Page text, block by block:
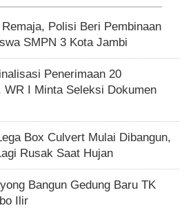
Polisi Beri Pembinaan
SMPN 3 Kota Jambi
Penerimaan 20
WR I Minta Seleksi Dokumen
Box Culvert Mulai Dibangun,
Rusak Saat Hujan
Bangun Gedung Baru TK
Ilir